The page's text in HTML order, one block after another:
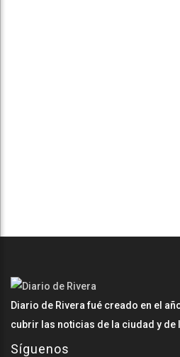
Diario de Rivera fué creado en el
cubrir las noticias de la ciudad y de
Síguenos